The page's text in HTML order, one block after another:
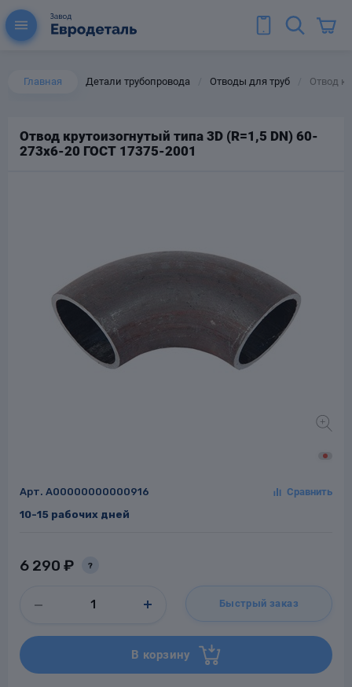
Главная Детали трубопровода Отводы для труб Отвод
Отвод крутоизогнутый типа 3D (R=1,5 DN) 60-
273х6-20 ГОСТ 17375-2001
Арт. A00000000000916
10-15 рабочих дней
6 290 ₽ ?
Быстрый заказ
В корзину
для труб
стальные